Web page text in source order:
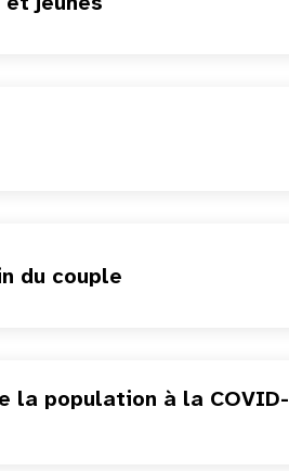
du couple
la population à la COVID-